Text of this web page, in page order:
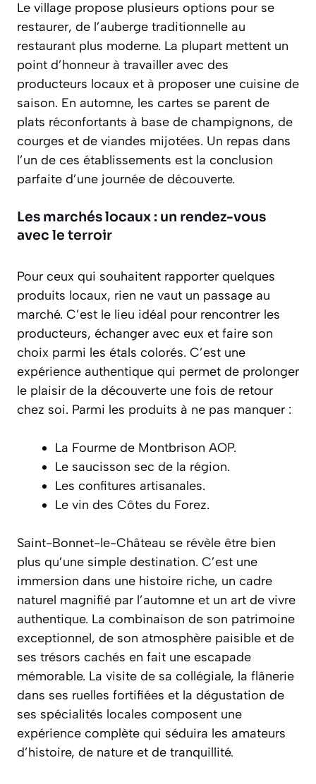
Le village propose plusieurs options pour se
restaurer, de l’auberge traditionnelle au
restaurant plus moderne. La plupart mettent un
point d’honneur à travailler avec des
producteurs locaux et à proposer une cuisine de
saison. En automne, les cartes se parent de
plats réconfortants à base de champignons, de
courges et de viandes mijotées. Un repas dans
l’un de ces établissements est la conclusion
parfaite d’une journée de découverte.
Les marchés locaux : un rendez-vous
avec le terroir
Pour ceux qui souhaitent rapporter quelques
produits locaux, rien ne vaut un passage au
marché. C’est le lieu idéal pour rencontrer les
producteurs, échanger avec eux et faire son
choix parmi les étals colorés. C’est une
expérience authentique qui permet de prolonger
le plaisir de la découverte une fois de retour
chez soi. Parmi les produits à ne pas manquer :
La Fourme de Montbrison AOP.
Le saucisson sec de la région.
Les confitures artisanales.
Le vin des Côtes du Forez.
Saint-Bonnet-le-Château se révèle être bien
plus qu’une simple destination. C’est une
immersion dans une histoire riche, un cadre
naturel magnifié par l’automne et un art de vivre
authentique. La combinaison de son patrimoine
exceptionnel, de son atmosphère paisible et de
ses trésors cachés en fait une escapade
mémorable. La visite de sa collégiale, la flânerie
dans ses ruelles fortifiées et la dégustation de
ses spécialités locales composent une
expérience complète qui séduira les amateurs
d’histoire, de nature et de tranquillité.